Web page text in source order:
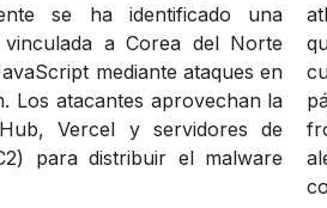
se ha identificado una
a Corea del Norte
mediante ataques en
Los atacantes aprovechan la
Vercel y servidores de
para distribuir el malware